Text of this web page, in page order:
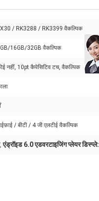
/ RK3288 / RK3399 वैकल्पिक
16GB/32GB वैकल्पिक
नहीं, 10pt कैपेसिटिव टच, वैकल्पिक
/ बीटी / 4 जी एलटीई वैकल्पिक
,एंड्रॉइड 6.0 एडवरटाइजिंग प्लेयर डिस्प्ले: